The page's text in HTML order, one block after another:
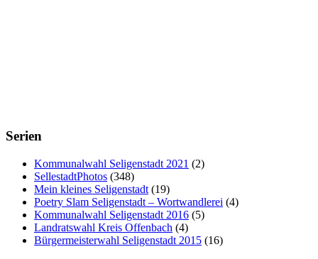
Serien
Kommunalwahl Seligenstadt 2021 (2)
SellestadtPhotos (348)
Mein kleines Seligenstadt (19)
Poetry Slam Seligenstadt – Wortwandlerei (4)
Kommunalwahl Seligenstadt 2016 (5)
Landratswahl Kreis Offenbach (4)
Bürgermeisterwahl Seligenstadt 2015 (16)